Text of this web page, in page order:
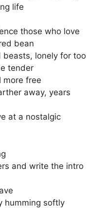
life
those who love
bean
beasts, lonely for too
tender
more free
away, years
at a nostalgic
and write the intro
humming softly